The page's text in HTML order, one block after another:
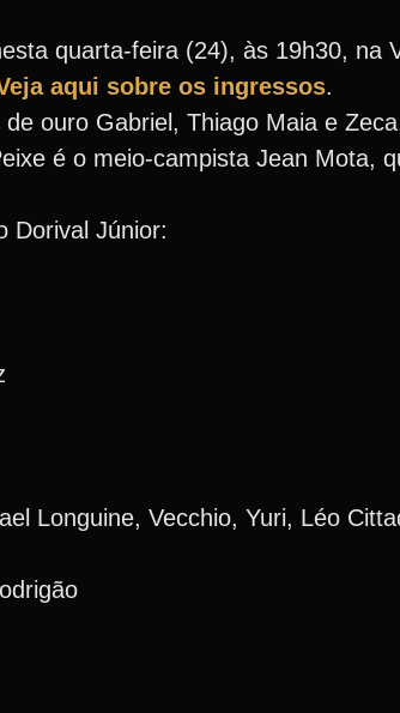
quarta-feira (24), às 19h30, na
aqui sobre os ingressos.
ouro Gabriel, Thiago Maia e
é o meio-campista Jean Mota,
Dorival Júnior:
Longuine, Vecchio, Yuri, Léo